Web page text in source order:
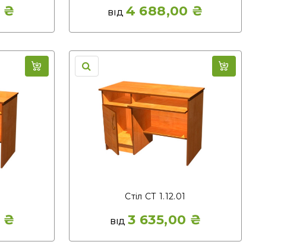
₴ ВІД 4 688,00 ₴
₴
Стіл СТ 1.12.01
ВІД3 635,00 ₴